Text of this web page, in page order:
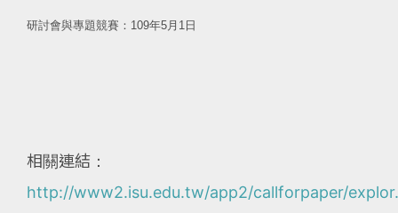
研討會與專題競賽：109年5月1日
相關連結：
http://www2.isu.edu.tw/app2/callforpaper/